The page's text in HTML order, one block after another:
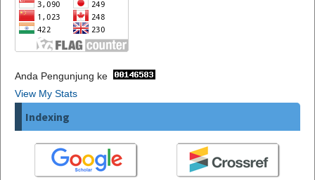
Anda Pengunjung ke
View My Stats
Indexing